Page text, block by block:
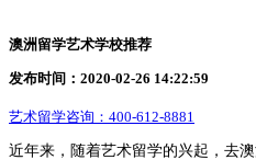
澳洲留学艺术学校推荐
发布时间：2020-02-26 14:22:59
艺术留学咨询： 400-612-8881
近年来，随着艺术留学的兴起，去